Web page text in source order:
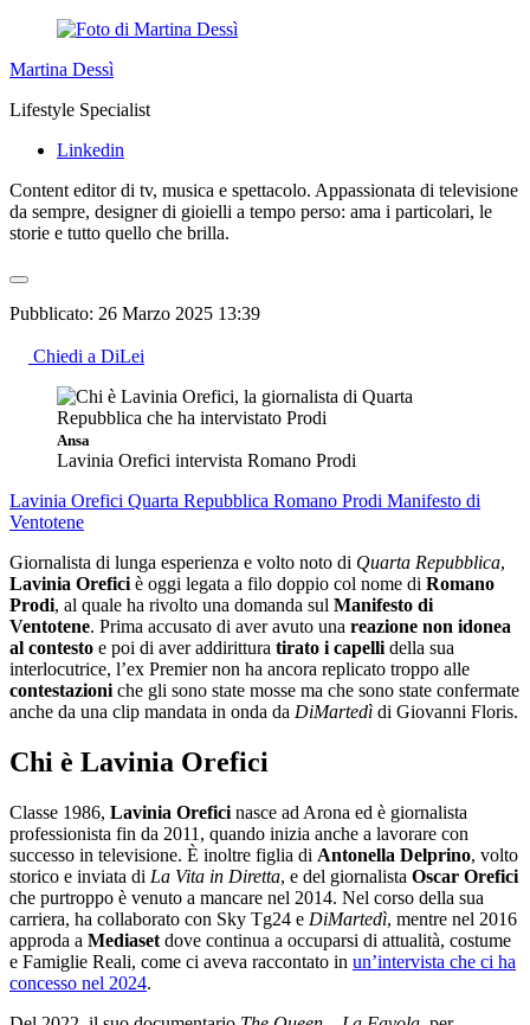
Martina Dessì
Lifestyle Specialist
Linkedin
Content editor di tv, musica e spettacolo. Appassionata di televisione
da sempre, designer di gioielli a tempo perso: ama i particolari, le
storie e tutto quello che brilla.
Pubblicato: 26 Marzo 2025 13:39
Chiedi a DiLei
Ansa
Lavinia Orefici intervista Romano Prodi
Lavinia Orefici Quarta Repubblica Romano Prodi Manifesto di
Ventotene
Giornalista di lunga esperienza e volto noto di Quarta Repubblica,
Lavinia Orefici è oggi legata a filo doppio col nome di Romano
Prodi, al quale ha rivolto una domanda sul Manifesto di
Ventotene. Prima accusato di aver avuto una reazione non idonea
al contesto e poi di aver addirittura tirato i capelli della sua
interlocutrice, l’ex Premier non ha ancora replicato troppo alle
contestazioni che gli sono state mosse ma che sono state confermate
anche da una clip mandata in onda da DiMartedì di Giovanni Floris.
Chi è Lavinia Orefici
Classe 1986, Lavinia Orefici nasce ad Arona ed è giornalista
professionista fin da 2011, quando inizia anche a lavorare con
successo in televisione. È inoltre figlia di Antonella Delprino, volto
storico e inviata di La Vita in Diretta, e del giornalista Oscar Orefici
che purtroppo è venuto a mancare nel 2014. Nel corso della sua
carriera, ha collaborato con Sky Tg24 e DiMartedì, mentre nel 2016
approda a Mediaset dove continua a occuparsi di attualità, costume
e Famiglie Reali, come ci aveva raccontato in un’intervista che ci ha
concesso nel 2024.